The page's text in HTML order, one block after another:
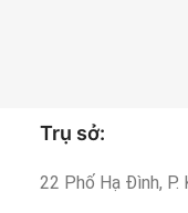
Trụ sở:
22 Phố Hạ Đình, P.